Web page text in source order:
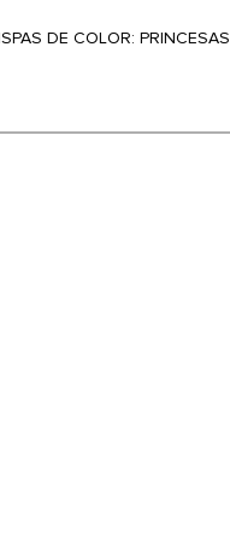
DE COLOR: PRINCESAS